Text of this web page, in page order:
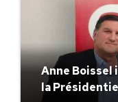
Anne Boissel
la